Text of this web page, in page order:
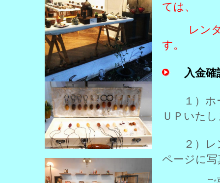
ては、
レンタ
す。
入金確
１）ホー
ＵＰいた
２）レン
ページに写